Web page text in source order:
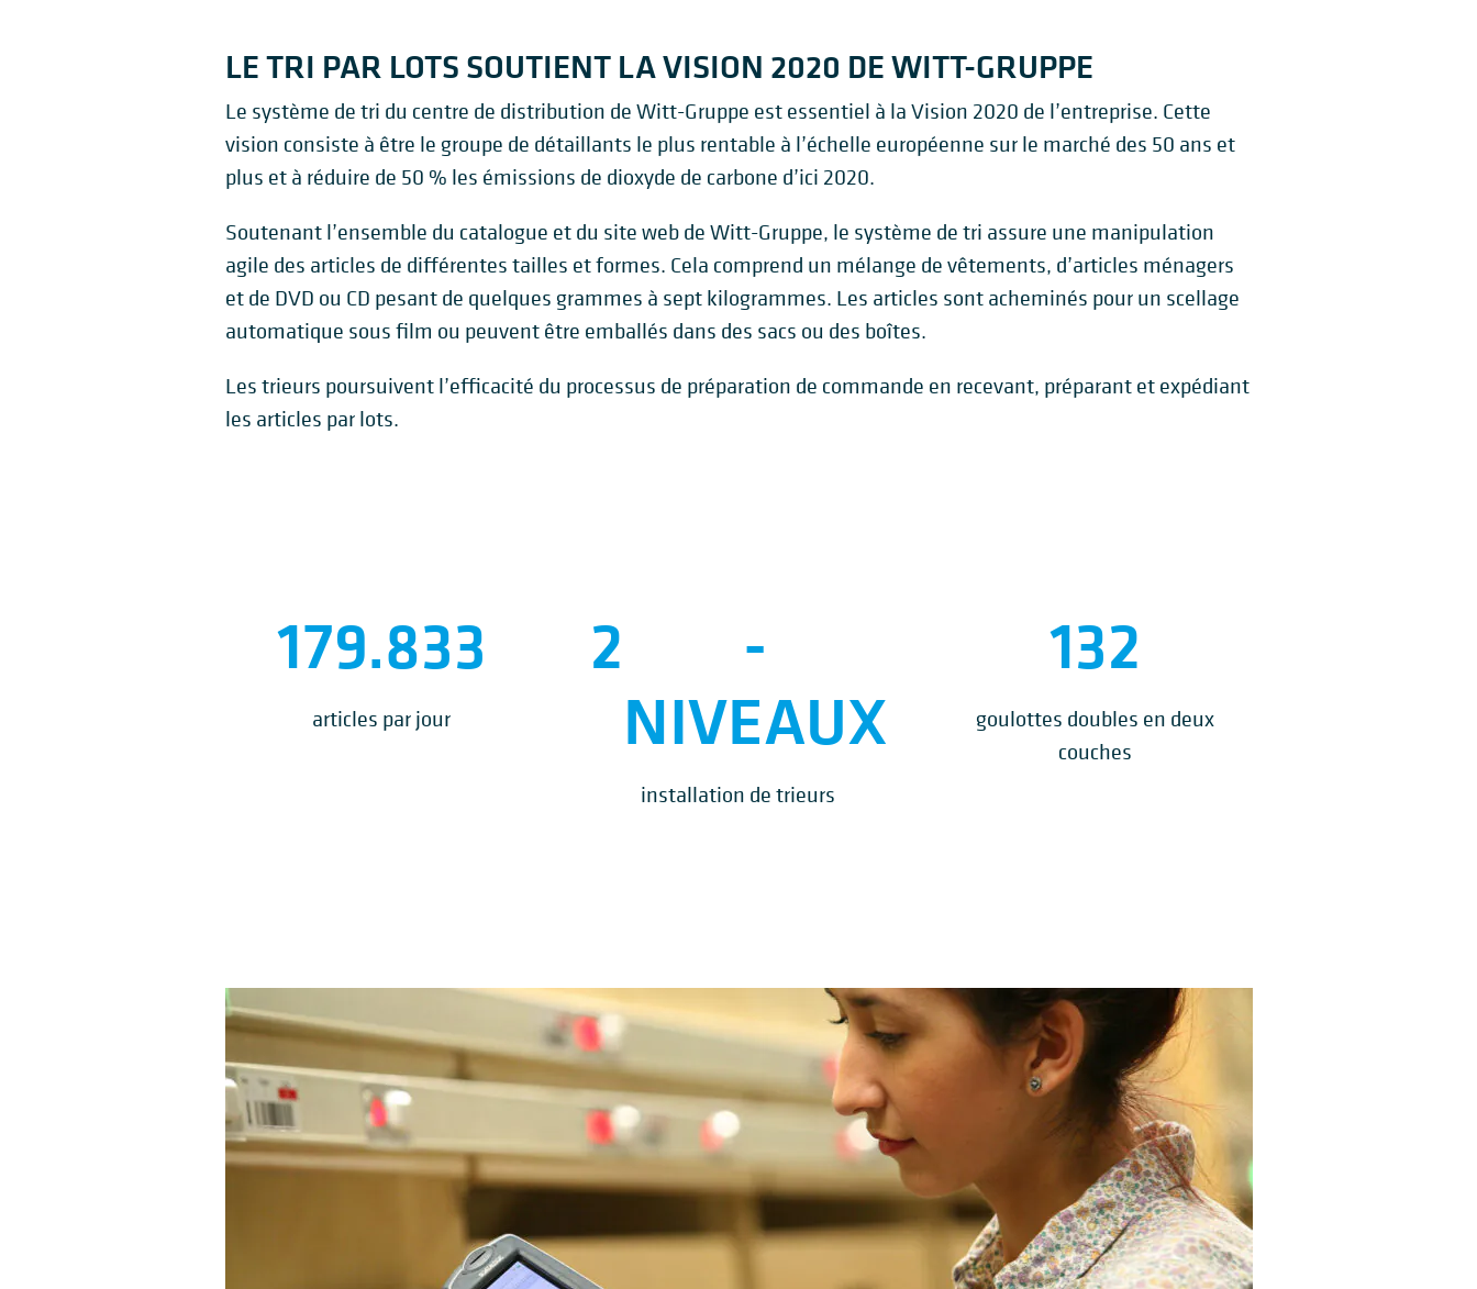
LE TRI PAR LOTS SOUTIENT LA VISION 2020 DE WITT-GRUPPE
Le système de tri du centre de distribution de Witt-Gruppe est essentiel à la Vision 2020 de l’entreprise. Cette
vision consiste à être le groupe de détaillants le plus rentable à l’échelle européenne sur le marché des 50 ans et
plus et à réduire de 50 % les émissions de dioxyde de carbone d’ici 2020.
Soutenant l’ensemble du catalogue et du site web de Witt-Gruppe, le système de tri assure une manipulation
agile des articles de différentes tailles et formes. Cela comprend un mélange de vêtements, d’articles ménagers
et de DVD ou CD pesant de quelques grammes à sept kilogrammes. Les articles sont acheminés pour un scellage
automatique sous film ou peuvent être emballés dans des sacs ou des boîtes.
Les trieurs poursuivent l’efficacité du processus de préparation de commande en recevant, préparant et expédiant
les articles par lots.
179.997
articles par jour
2
-
NIVEAUX
installation de trieurs
132
goulottes doubles en deux
couches